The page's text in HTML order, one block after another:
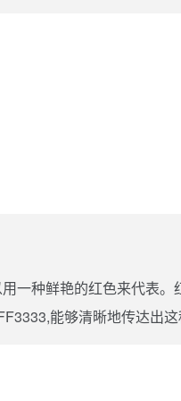
一种鲜艳的红色来代表
能够清晰地传达出这